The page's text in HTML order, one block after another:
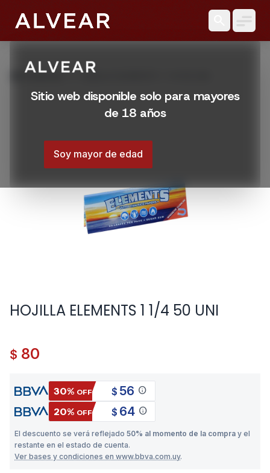
Sitio web disponible solo para mayores
de 18 años
Soy mayor de edad
Productos HOJILLA ELEMENTS 1 1/4 50 UNI
HOJILLA ELEMENTS 1 1/4 50 UNI
$ 80
30% OFF $ 56 info
20% OFF $ 64 info
El descuento se verá reflejado 50% al momento de la compra y el
restante en el estado de cuenta.
Ver bases y condiciones en www.bbva.com.uy.